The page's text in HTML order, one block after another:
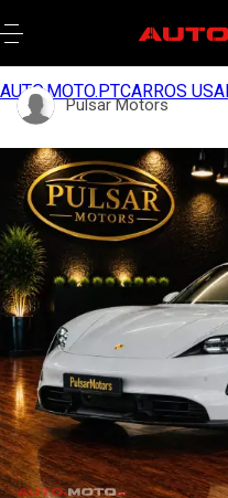
AUTO.MOTO.PTCARROS
Pulsar Motors